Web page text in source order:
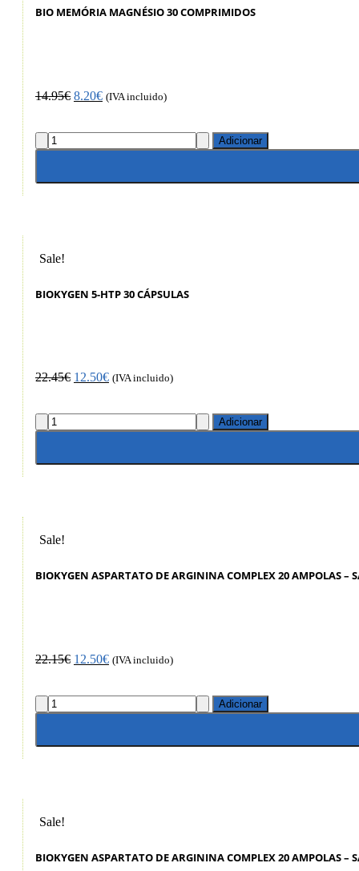
BIO MEMÓRIA MAGNÉSIO 30 COMPRIMIDOS
14.95€ 8.20€ (IVA incluido)
Adicionar
Sale!
BIOKYGEN 5-HTP 30 CÁPSULAS
22.45€ 12.50€ (IVA incluido)
Adicionar
Sale!
BIOKYGEN ASPARTATO DE ARGININA COMPLEX 20 AMPOLAS –
22.15€ 12.50€ (IVA incluido)
Adicionar
Sale!
BIOKYGEN ASPARTATO DE ARGININA COMPLEX 20 AMPOLAS –